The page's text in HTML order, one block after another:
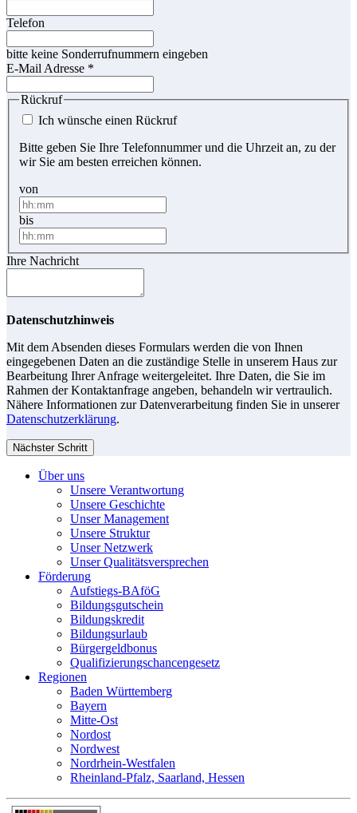
Telefon
bitte keine Sonderrufnummern eingeben
E-Mail Adresse *
Rückruf
Ich wünsche einen Rückruf
Bitte geben Sie Ihre Telefonnummer und die Uhrzeit an, zu der
wir Sie am besten erreichen können.
von
bis
Ihre Nachricht
Datenschutzhinweis
Mit dem Absenden dieses Formulars werden die von Ihnen
eingegebenen Daten an die zuständige Stelle in unserem Haus zur
Bearbeitung Ihrer Anfrage weitergeleitet. Ihre Daten, die Sie im
Rahmen der Kontaktanfrage angeben, behandeln wir vertraulich.
Nähere Informationen zur Datenverarbeitung finden Sie in unserer
Datenschutzerklärung.
Nächster Schritt
Über uns
Unsere Verantwortung
Unsere Geschichte
Unser Management
Unsere Struktur
Unser Netzwerk
Unser Qualitätsversprechen
Förderung
Aufstiegs-BAföG
Bildungsgutschein
Bildungskredit
Bildungsurlaub
Bürgergeldbonus
Qualifizierungschancengesetz
Regionen
Baden Württemberg
Bayern
Mitte-Ost
Nordost
Nordwest
Nordrhein-Westfalen
Rheinland-Pfalz, Saarland, Hessen